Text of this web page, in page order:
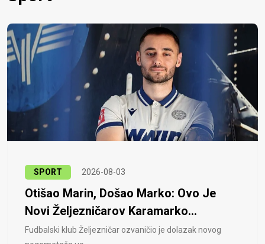
SPORT 2026-08-03
Otišao Marin, Došao Marko: Ovo Je
Novi Željezničarov Karamarko...
Fudbalski klub Željezničar ozvaničio je dolazak novog